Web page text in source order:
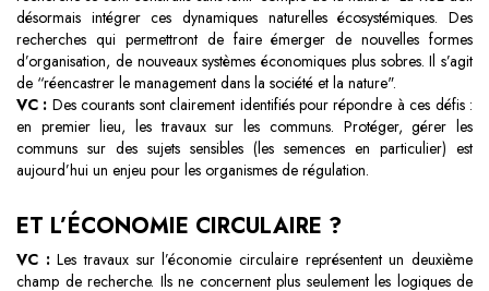
désormais intégrer ces dynamiques naturelles écosystémiques. Des
recherches qui permettront de faire émerger de nouvelles formes
d’organisation, de nouveaux systèmes économiques plus sobres. Il s’agit
de “réencastrer le management dans la société et la nature".
VC : Des courants sont clairement identifiés pour répondre à ces défis :
en premier lieu, les travaux sur les communs. Protéger, gérer les
communs sur des sujets sensibles (les semences en particulier) est
aujourd’hui un enjeu pour les organismes de régulation.
ET L’ÉCONOMIE CIRCULAIRE ?
VC :Les travaux sur l’économie circulaire représentent un deuxième
champ de recherche. Ils ne concernent plus seulement les logiques de